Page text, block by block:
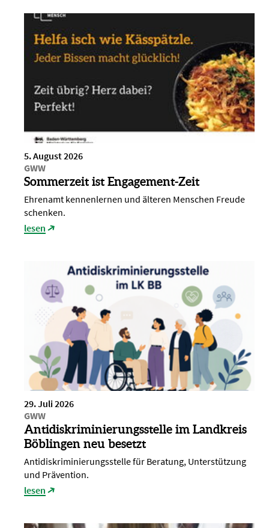
5. August 2026
GWW
Sommerzeit ist Engagement-Zeit
Ehrenamt kennenlernen und älteren Menschen Freude
schenken.
lesen
29. Juli 2026
GWW
Antidiskriminierungsstelle im Landkreis
Böblingen neu besetzt
Antidiskriminierungsstelle für Beratung, Unterstützung
und Prävention.
lesen